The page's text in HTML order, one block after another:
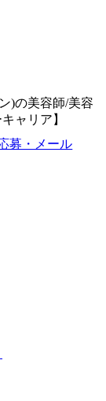
)の美容師/美容
ャリア】
募・メール